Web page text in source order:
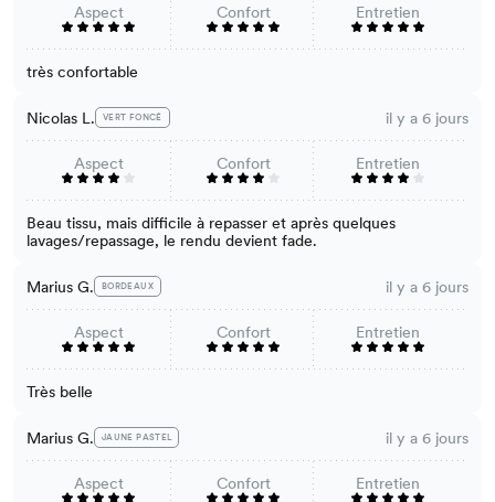
Aspect Confort Entretien
très confortable
Nicolas L. VERT FONCÉ il y a 6 jours
Aspect Confort Entretien
Beau tissu, mais difficile à repasser et après quelques
lavages/repassage, le rendu devient fade.
Marius G. BORDEAUX il y a 6 jours
Aspect Confort Entretien
Très belle
Marius G. JAUNE PASTEL il y a 6 jours
Aspect Confort Entretien